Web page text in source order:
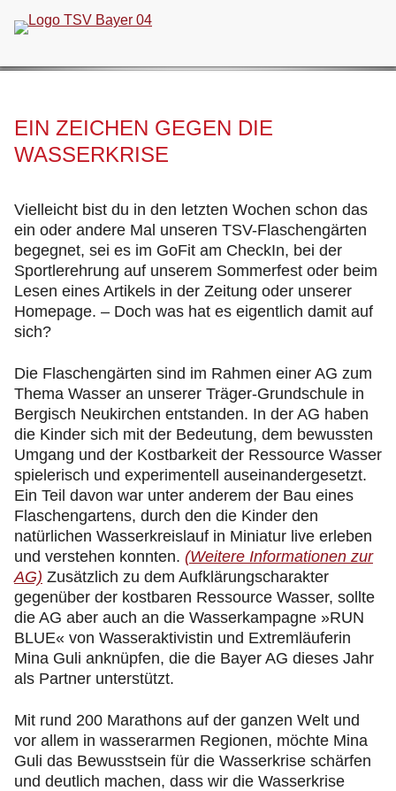
überspringen
EIN ZEICHEN GEGEN DIE
WASSERKRISE
Vielleicht bist du in den letzten Wochen schon das
ein oder andere Mal unseren TSV-Flaschengärten
begegnet, sei es im GoFit am CheckIn, bei der
Sportlerehrung auf unserem Sommerfest oder beim
Lesen eines Artikels in der Zeitung oder unserer
Homepage. – Doch was hat es eigentlich damit auf
sich?
Die Flaschengärten sind im Rahmen einer AG zum
Thema Wasser an unserer Träger-Grundschule in
Bergisch Neukirchen entstanden. In der AG haben
die Kinder sich mit der Bedeutung, dem bewussten
Umgang und der Kostbarkeit der Ressource Wasser
spielerisch und experimentell auseinandergesetzt.
Ein Teil davon war unter anderem der Bau eines
Flaschengartens, durch den die Kinder den
natürlichen Wasserkreislauf in Miniatur live erleben
und verstehen konnten. (Weitere Informationen zur
AG) Zusätzlich zu dem Aufklärungscharakter
gegenüber der kostbaren Ressource Wasser, sollte
die AG aber auch an die Wasserkampagne »RUN
BLUE« von Wasseraktivistin und Extremläuferin
Mina Guli anknüpfen, die die Bayer AG dieses Jahr
als Partner unterstützt.
Mit rund 200 Marathons auf der ganzen Welt und
vor allem in wasserarmen Regionen, möchte Mina
Guli das Bewusstsein für die Wasserkrise schärfen
und deutlich machen, dass wir die Wasserkrise